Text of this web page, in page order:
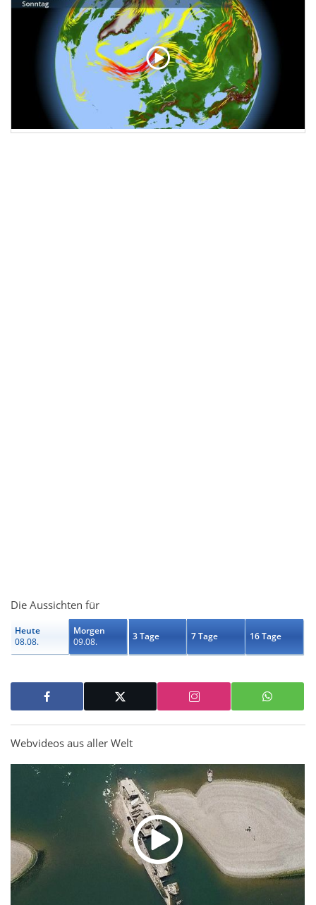
Die Aussichten für
Heute
08.08.
Morgen
09.08.
3 Tage 7 Tage 16 Tage
Webvideos aus aller Welt